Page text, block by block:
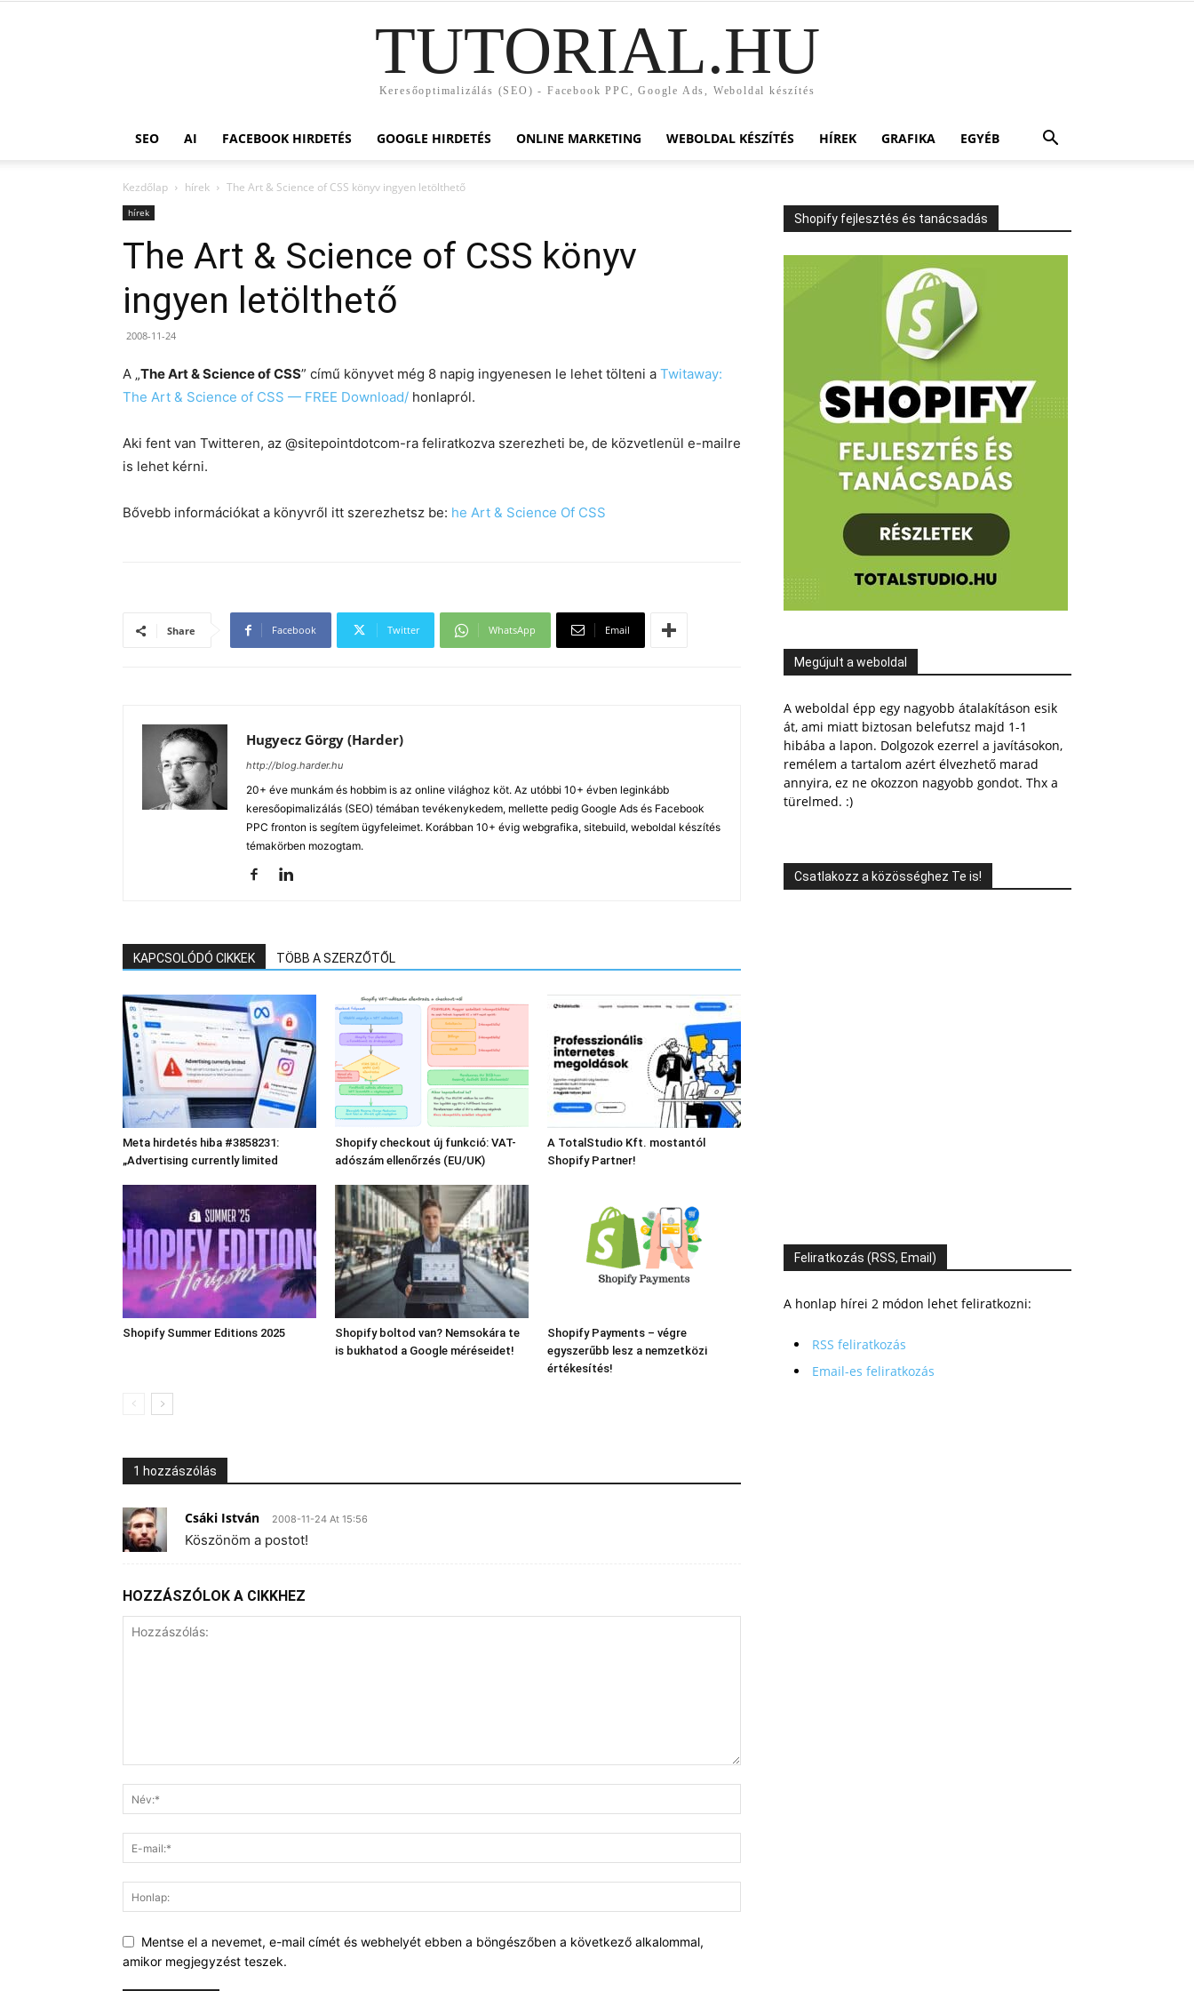
TUTORIAL.HU
Keresőoptimalizálás (SEO) - Facebook PPC, Google Ads, Weboldal készítés
SEO AI FACEBOOK HIRDETÉS GOOGLE HIRDETÉS ONLINE MARKETING WEBOLDAL KÉSZÍTÉS HÍREK GRAFIKA EGYÉB
Kezdőlap hírek The Art & Science of CSS könyv ingyen letölthető
hírek
The Art & Science of CSS könyv
ingyen letölthető
2008-11-24
A „The Art & Science of CSS” című könyvet még 8 napig ingyenesen le lehet tölteni a Twitaway:
The Art & Science of CSS — FREE Download/ honlapról.
Aki fent van Twitteren, az @sitepointdotcom-ra feliratkozva szerezheti be, de közvetlenül e-mailre
is lehet kérni.
Bővebb információkat a könyvről itt szerezhetsz be: he Art & Science Of CSS
Share Facebook Twitter WhatsApp Email
Hugyecz Görgy (Harder)
http://blog.harder.hu
20+ éve munkám és hobbim is az online világhoz köt. Az utóbbi 10+ évben leginkább
keresőopimalizálás (SEO) témában tevékenykedem, mellette pedig Google Ads és Facebook
PPC fronton is segítem ügyfeleimet. Korábban 10+ évig webgrafika, sitebuild, weboldal készítés
témakörben mozogtam.
KAPCSOLÓDÓ CIKKEK TÖBB A SZERZŐTŐL
Meta hirdetés hiba #3858231:
„Advertising currently limited
Shopify checkout új funkció: VAT-
adószám ellenőrzés (EU/UK)
A TotalStudio Kft. mostantól
Shopify Partner!
Shopify Summer Editions 2025
Shopify boltod van? Nemsokára te
is bukhatod a Google méréseidet!
Shopify Payments – végre
egyszerűbb lesz a nemzetközi
értékesítés!
1 hozzászólás
Csáki István 2008-11-24 At 15:56
Köszönöm a postot!
HOZZÁSZÓLOK A CIKKHEZ
Mentse el a nevemet, e-mail címét és webhelyét ebben a böngészőben a következő alkalommal,
amikor megjegyzést teszek.
Shopify fejlesztés és tanácsadás
Megújult a weboldal
A weboldal épp egy nagyobb átalakításon esik
át, ami miatt biztosan belefutsz majd 1-1
hibába a lapon. Dolgozok ezerrel a javításokon,
remélem a tartalom azért élvezhető marad
annyira, ez ne okozzon nagyobb gondot. Thx a
türelmed. :)
Csatlakozz a közösséghez Te is!
Feliratkozás (RSS, Email)
A honlap hírei 2 módon lehet feliratkozni:
RSS feliratkozás
Email-es feliratkozás